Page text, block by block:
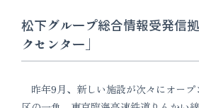
松下グループ総合情報受発信
クセンター」
昨年9月、新しい施設が次々にオープ